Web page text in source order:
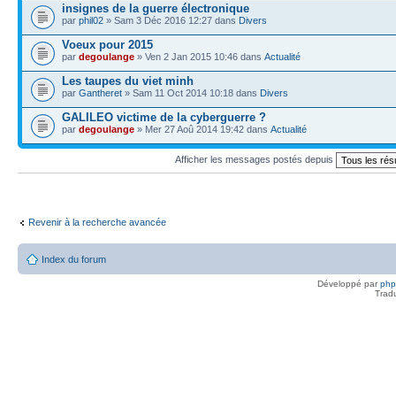
insignes de la guerre électronique
par phil02 » Sam 3 Déc 2016 12:27 dans Divers
Voeux pour 2015
par degoulange » Ven 2 Jan 2015 10:46 dans Actualité
Les taupes du viet minh
par Gantheret » Sam 11 Oct 2014 10:18 dans Divers
GALILEO victime de la cyberguerre ?
par degoulange » Mer 27 Aoû 2014 19:42 dans Actualité
Afficher les messages postés depuis
Revenir à la recherche avancée
Index du forum
Développé par